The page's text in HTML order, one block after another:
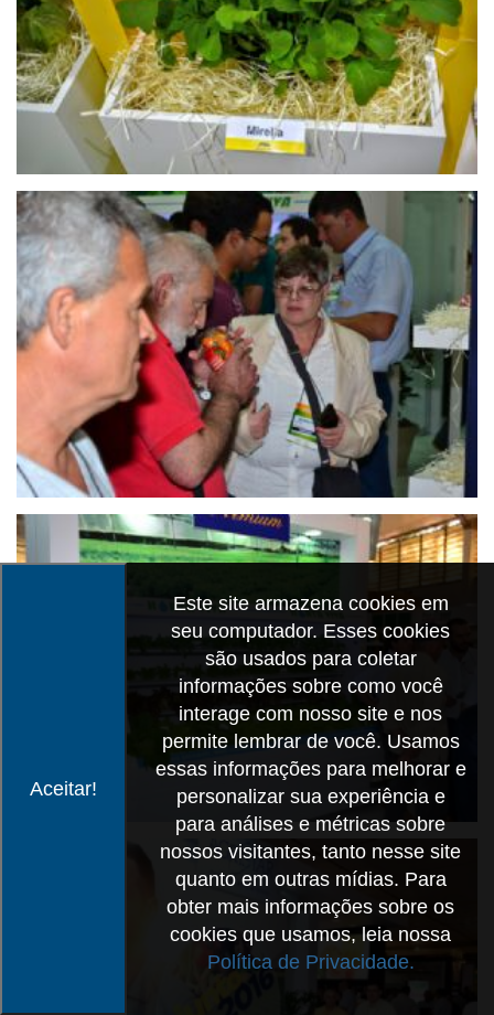
Aceitar!
Este site armazena cookies em
seu computador. Esses cookies
são usados para coletar
informações sobre como você
interage com nosso site e nos
permite lembrar de você. Usamos
essas informações para melhorar e
personalizar sua experiência e
para análises e métricas sobre
nossos visitantes, tanto nesse site
quanto em outras mídias. Para
obter mais informações sobre os
cookies que usamos, leia nossa
Política de Privacidade.